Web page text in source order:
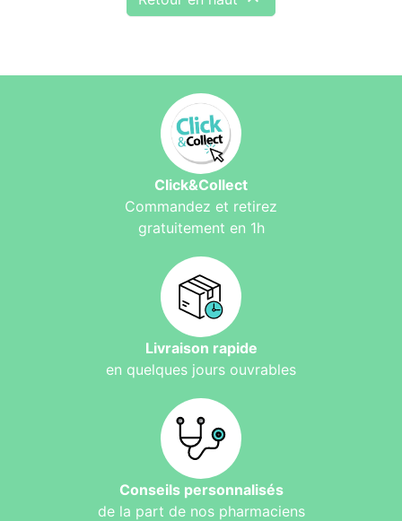
Click&Collect
Commandez et retirez
gratuitement en 1h
Livraison rapide
en quelques jours ouvrables
Conseils personnalisés
de la part de nos pharmaciens